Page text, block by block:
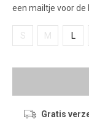
een mailtje voor de
S M L
Gratis